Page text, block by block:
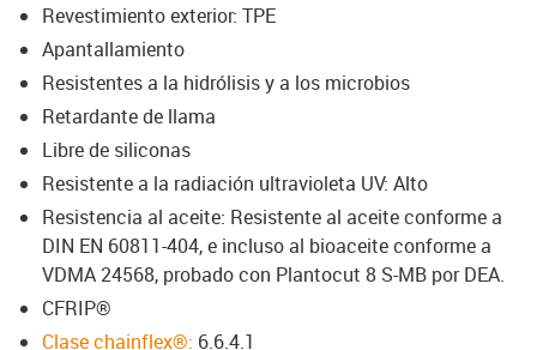
Revestimiento exterior: TPE
Apantallamiento
Resistentes a la hidrólisis y a los microbios
Retardante de llama
Libre de siliconas
Resistente a la radiación ultravioleta UV: Alto
Resistencia al aceite: Resistente al aceite conforme a
DIN EN 60811-404, e incluso al bioaceite conforme a
VDMA 24568, probado con Plantocut 8 S-MB por DEA.
CFRIP®
Clase chainflex®: 6.6.4.1